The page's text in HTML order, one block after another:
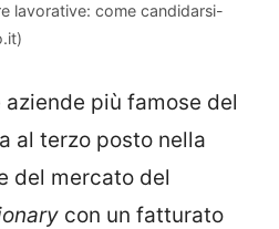
lavorative: come candidarsi-
aziende più famose del
al terzo posto nella
del mercato del
con un fatturato